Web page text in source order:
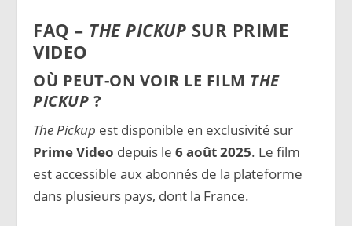
FAQ – THE PICKUP SUR PRIME
VIDEO
OÙ PEUT-ON VOIR LE FILM THE
PICKUP ?
The Pickup est disponible en exclusivité sur
Prime Video depuis le6 août 2025. Le film
est accessible aux abonnés de la plateforme
dans plusieurs pays, dont la France.